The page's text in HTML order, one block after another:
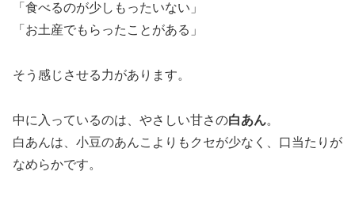
「食べるのが少しもったいない」
「お土産でもらったことがある」
そう感じさせる力があります。
中に入っているのは、やさしい甘さの白あん。
白あんは、小豆のあんこよりもクセが少なく、口当たりが
なめらかです。